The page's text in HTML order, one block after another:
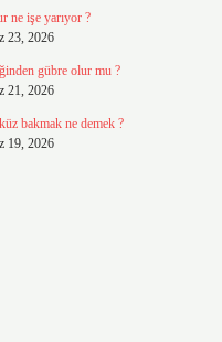
ne işe yarıyor ?
23, 2026
gübre olur mu ?
21, 2026
bakmak ne demek ?
19, 2026